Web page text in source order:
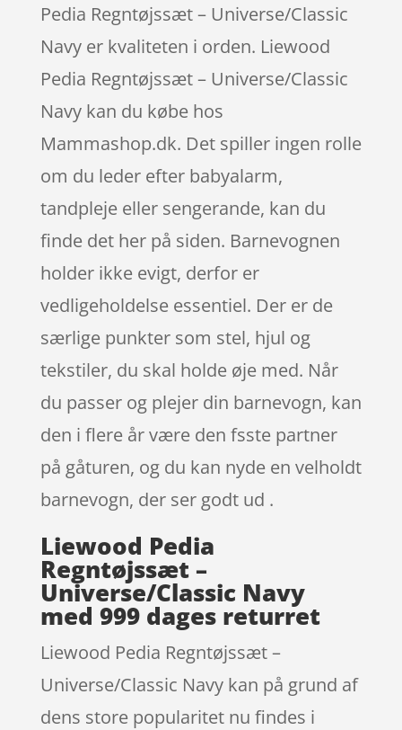
Pedia Regntøjssæt – Universe/Classic
Navy er kvaliteten i orden. Liewood
Pedia Regntøjssæt – Universe/Classic
Navy kan du købe hos
Mammashop.dk. Det spiller ingen rolle
om du leder efter babyalarm,
tandpleje eller sengerande, kan du
finde det her på siden. Barnevognen
holder ikke evigt, derfor er
vedligeholdelse essentiel. Der er de
særlige punkter som stel, hjul og
tekstiler, du skal holde øje med. Når
du passer og plejer din barnevogn, kan
den i flere år være den fsste partner
på gåturen, og du kan nyde en velholdt
barnevogn, der ser godt ud .
Liewood Pedia
Regntøjssæt –
Universe/Classic Navy
med 999 dages returret
Liewood Pedia Regntøjssæt –
Universe/Classic Navy kan på grund af
dens store popularitet nu findes i